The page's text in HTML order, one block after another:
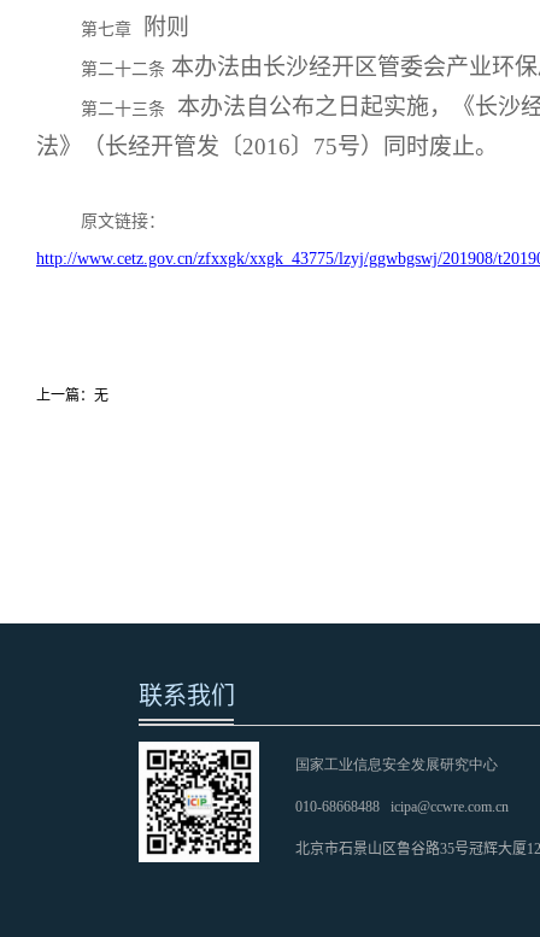
第七章 附则
第二十二条 本办法由长沙经开区管委会产业环
第二十三条
本办法自公布之日起实施，《长沙
法》（长经开管发〔2016〕75号）同时废止。
原文链接：
http://www.cetz.gov.cn/zfxxgk/xxgk_43775/lzyj/ggwbgswj/201908/
上一篇：无
联系我们
国家工业信息安全发展研究中心
010-68668488 icipa@ccwre.com.cn
北京市石景山区鲁谷路35号冠辉大厦